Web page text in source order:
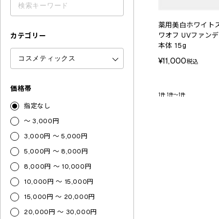
カテゴリー
価格帯
指定なし
～ 3,000円
3,000円 ～ 5,000円
5,000円 ～ 8,000円
8,000円 ～ 10,000円
10,000円 ～ 15,000円
15,000円 ～ 20,000円
20,000円 ～ 30,000円
薬用美白ホワイト
ワオフ UVファン
本体 15g
¥11,000税込
1件 1件～1件